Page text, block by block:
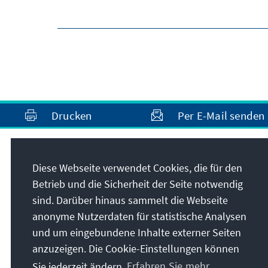
Drucken Per E-Mail senden
Kontakt
Office.Belgrade@kas.de
+381 11 4024-163
+381 11 4024-163
Diese Webseite verwendet Cookies, die für den
Betrieb und die Sicherheit der Seite notwendig
sind. Darüber hinaus sammelt die Webseite
anonyme Nutzerdaten für statistische Analysen
und um eingebundene Inhalte externer Seiten
anzuzeigen. Die Cookie-Einstellungen können